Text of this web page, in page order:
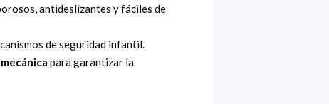
antideslizantes y fáciles de
de seguridad infantil.
para garantizar la